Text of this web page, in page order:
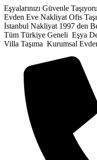
İçeriğe
atla
Eşyalarınızı Güvenle
Evden Eve Nakliyat Ofis
İstanbul Nakliyat 1997 den
Tüm Türkiye Geneli Eşya
Villa Taşıma Kurumsal